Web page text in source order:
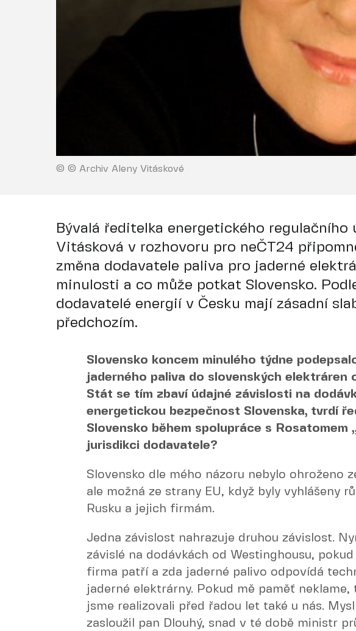
© © Archiv Aleny Vitáskové
Bývalá ředitelka energetického regulačního
Vitásková v rozhovoru pro neČT24
změna dodavatele paliva pro jaderné
minulosti a co může potkat Slovensko.
dodavatelé energií v Česku mají zásadní
předchozím.
Slovensko koncem minulého týdne
jaderného paliva do slovenských elektráren
Stát se tím zbaví údajné závislosti na
energetickou bezpečnost Slovenska, tvrdí
Slovensko během spolupráce s Rosatomem
jurisdikci dodavatele?
Slovensko dle mého názoru nebylo ohroženo
ale možná ze strany EU, když byly vyhlášeny
Rusku a jejich firmám.
Jedna závislost nahrazuje druhou závislost.
závislé na dodávkách od Westinghousu,
firma patří a zda jaderné palivo odpovídá
jaderné elektrárny. Pokud mě paměť neklame,
jsme realizovali před řadou let také u nás.
zasloužil pan Dlouhý, snad v té době ministr